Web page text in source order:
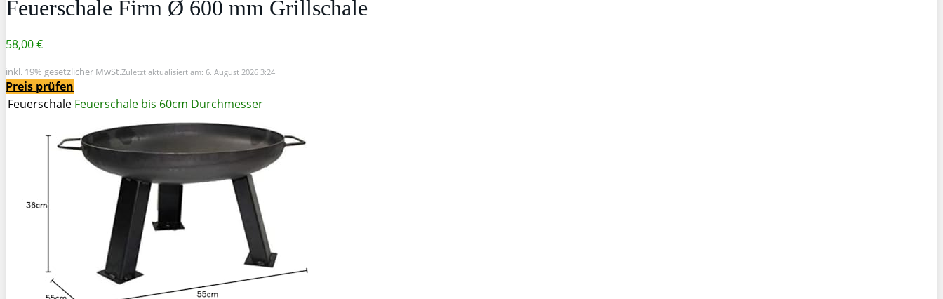
Feuerschale Firm Ø 600 mm Grillschale
58,00 €
inkl. 19% gesetzlicher MwSt.Zuletzt aktualisiert am: 6. August 2026 3:24
Preis prüfen
Feuerschale Feuerschale bis 60cm Durchmesser